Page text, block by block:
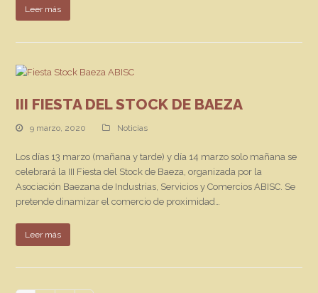
Leer más
III FIESTA DEL STOCK DE BAEZA
9 marzo, 2020 Noticias
Los días 13 marzo (mañana y tarde) y día 14 marzo solo mañana se
celebrará la III Fiesta del Stock de Baeza, organizada por la
Asociación Baezana de Industrias, Servicios y Comercios ABISC. Se
pretende dinamizar el comercio de proximidad…
Leer más